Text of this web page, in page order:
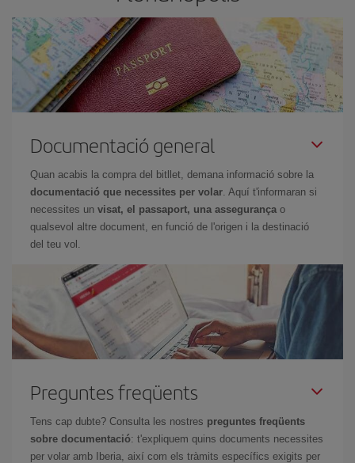
Documentació general
Quan acabis la compra del bitllet, demana informació sobre la
documentació que necessites per volar. Aquí t'informaran si
necessites un visat, el passaport, una assegurança o
qualsevol altre document, en funció de l'origen i la destinació
del teu vol.
Preguntes freqüents
Tens cap dubte? Consulta les nostres preguntes freqüents
sobre documentació: t'expliquem quins documents necessites
per volar amb Iberia, així com els tràmits específics exigits per